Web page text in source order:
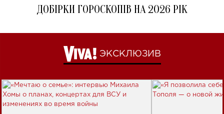
ДОБІРКИ ГОРОСКОПІВ НА 2026 РІК
ЭКСКЛЮЗИВ